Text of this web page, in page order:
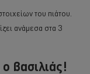
του πιάτου.
ανάμεσα στα 3
βασιλιάς!